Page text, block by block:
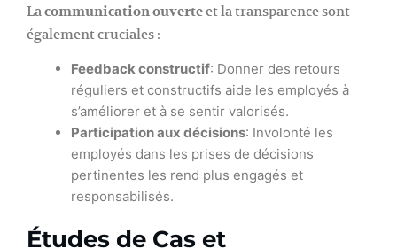
La communication ouverteet la transparence sont
également cruciales :
Feedback constructif: Donner des retours
réguliers et constructifs aide les employés à
s’améliorer et à se sentir valorisés.
Participation aux décisions: Involonté les
employés dans les prises de décisions
pertinentes les rend plus engagés et
responsabilisés.
Études de Cas et